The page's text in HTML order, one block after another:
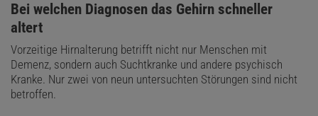
:
Bei welchen Diagnosen das Gehirn schneller
altert
Vorzeitige Hirnalterung betrifft nicht nur Menschen mit
Demenz, sondern auch Suchtkranke und andere psychisch
Kranke. Nur zwei von neun untersuchten Störungen sind nicht
betroffen.